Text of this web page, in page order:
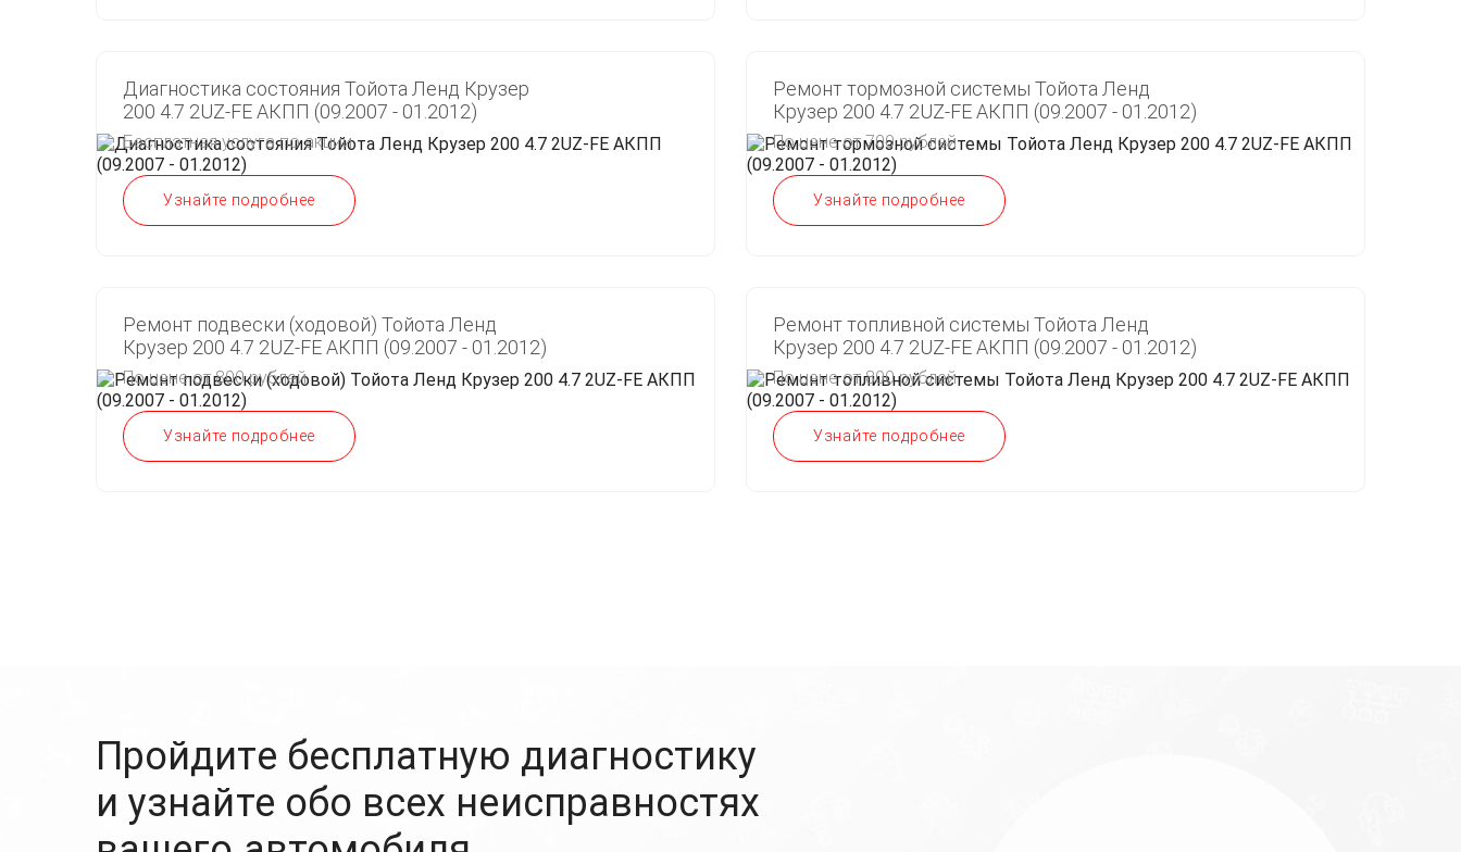
Диагностика состояния Тойота Ленд Крузер
200 4.7 2UZ-FE АКПП (09.2007 - 01.2012)
Бесплатная услуга по акции
Узнайте подробнее
Ремонт тормозной системы Тойота Ленд
Крузер 200 4.7 2UZ-FE АКПП (09.2007 - 01.2012)
По цене от 700 рублей
Узнайте подробнее
Ремонт подвески (ходовой) Тойота Ленд
Крузер 200 4.7 2UZ-FE АКПП (09.2007 - 01.2012)
По цене от 800 рублей
Узнайте подробнее
Ремонт топливной системы Тойота Ленд
Крузер 200 4.7 2UZ-FE АКПП (09.2007 - 01.2012)
По цене от 800 рублей
Узнайте подробнее
Пройдите бесплатную диагностику
и узнайте обо всех неисправностях